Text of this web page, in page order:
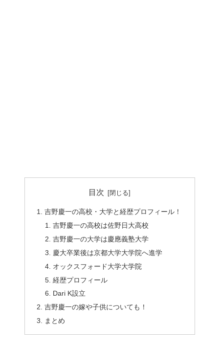
目次
吉野慶一の高校・大学と経歴プロフィール！
吉野慶一の高校は佐野日大高校
吉野慶一の大学は慶應義塾大学
慶大卒業後は京都大学大学院へ進学
オックスフォード大学大学院
経歴プロフィール
Dari K設立
吉野慶一の嫁や子供についても！
まとめ